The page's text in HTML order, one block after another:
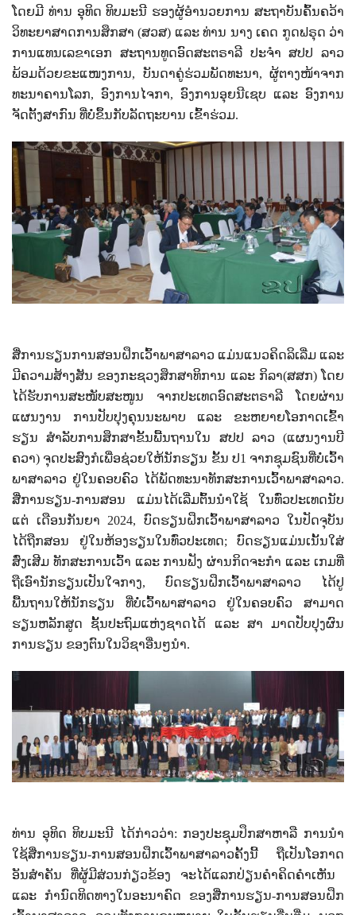
ໂດຍມີ ທ່ານ ອຸທິດ ທິບມະນີ ຮອງຜູ້ອໍານວຍການ ສະຖາບັນຄົ້ນຄວ້າ
ວິທະຍາສາດການສຶກສາ (ສວສ) ແລະ ທ່ານ ນາງ ເຄດ ກູດຟຣຸດ ວ່າ
ການແທນເລຂາເອກ ສະຖານທູດອົດສະຕຣາລີ ປະຈຳ ສປປ ລາວ
ພ້ອມດ້ວຍຂະແໜງການ, ບັນດາຄູ່ຮ່ວມພັດທະນາ, ຜູ້ຕາງໜ້າຈາກ
ທະນາຄານໂລກ, ອົງການໄຈກາ, ອົງການອຸຍນີເຊບ ແລະ ອົງການ
ຈັດຕັ້ງສາກົນ ທີ່ບໍ່ຂຶ້ນກັບລັດຖະບານ ເຂົ້າຮ່ວມ.
ສື່ການຮຽນການສອນຝຶກເວົ້າພາສາລາວ ແມ່ນແນວຄິດລິເລີ່ມ ແລະ
ມີຄວາມສ້າງສັນ ຂອງກະຊວງສຶກສາທິການ ແລະ ກິລາ(ສສກ) ໂດຍ
ໄດ້ຮັບການສະໜັບສະໜູນ ຈາກປະເທດອົດສະຕຣາລີ ໂດຍຜ່ານ
ແຜນງານ ການປັບປຸງຄຸນນະພາບ ແລະ ຂະຫຍາຍໂອກາດເຂົ້າ
ຮຽນ ສຳລັບການສຶກສາຂັ້ນພື້ນຖານໃນ ສປປ ລາວ (ແຜນງານບີ
ຄວາ) ຈຸດປະສົງກໍເພື່ອຊ່ວຍໃຫ້ນັກຮຽນ ຂັ້ນ ປ1 ຈາກຊຸມຊົນທີ່ບໍ່ເວົ້າ
ພາສາລາວ ຢູ່ໃນຄອບຄົວ ໄດ້ພັດທະນາທັກສະການເວົ້າພາສາລາວ.
ສື່ການຮຽນ-ການສອນ ແມ່ນໄດ້ເລີ່ມຕົ້ນນຳໃຊ້ ໃນທົ່ວປະເທດນັບ
ແຕ່ ເດືອນກັນຍາ 2024, ບົດຮຽນຝຶກເວົ້າພາສາລາວ ໃນປັດຈຸບັນ
ໄດ້ຖືກສອນ ຢູ່ໃນຫ້ອງຮຽນໃນທົ່ວປະເທດ; ບົດຮຽນແມ່ນເນັ້ນໃສ່
ສົ່ງເສີມ ທັກສະການເວົ້າ ແລະ ການຟັງ ຜ່ານກິດຈະກຳ ແລະ ເກມທີ່
ຖືເອົານັກຮຽນເປັນໃຈກາງ, ບົດຮຽນຝຶກເວົ້າພາສາລາວ ໄດ້ປູ
ພື້ນຖານໃຫ້ນັກຮຽນ ທີ່ບໍ່ເວົ້າພາສາລາວ ຢູ່ໃນຄອບຄົວ ສາມາດ
ຮຽນຫລັກສູດ ຊັ້ນປະຖົມແຫ່ງຊາດໄດ້ ແລະ ສາ ມາດປັບປຸງຜົນ
ການຮຽນ ຂອງຕົນໃນວິຊາອື່ນໆນຳ.
ທ່ານ ອຸທິດ ທິບມະນີ ໄດ້ກ່າວວ່າ: ກອງປະຊຸມປຶກສາຫາລື ການນຳ
ໃຊ້ສື່ການຮຽນ-ການສອນຝຶກເວົ້າພາສາລາວຄັ້ງ​ນີ້ ຖື​ເປັນ​ໂອກາດ​
ອັນ​ສຳຄັນ​ ທີ່​ຜູ້​ມີ​ສ່ວນ​ກ່ຽວຂ້ອງ​ ຈະໄດ້​ແລກປ່ຽນ​ຄຳຄິດຄຳເຫັນ ​
ແລະ ກຳນົດ​ທິດ​ທາງ​ໃນ​ອະນາຄົດ ​ຂອງ​ສື່ການຮຽນ-ການສອນຝຶກ